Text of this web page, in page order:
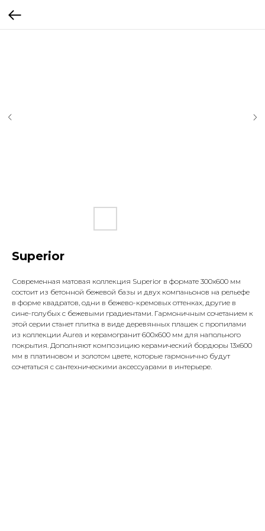
Superior
Современная матовая коллекция Superior в формате 300x600 мм
состоит из бетонной бежевой базы и двух компаньонов на рельефе
в форме квадратов, одни в бежево-кремовых оттенках, другие в
сине-голубых с бежевыми градиентами. Гармоничным сочетанием к
этой серии станет плитка в виде деревянных плашек с пропилами
из коллекции Aurea и керамогранит 600x600 мм для напольного
покрытия. Дополняют композицию керамический бордюры 13х600
мм в платиновом и золотом цвете, которые гармонично будут
сочетаться с сантехническими аксессуарами в интерьере.